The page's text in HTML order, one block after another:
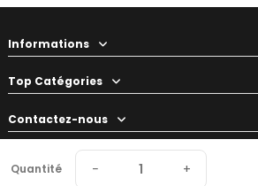
Quantité − +
Informations
Top Catégories
Contactez-nous
Votre préparateur